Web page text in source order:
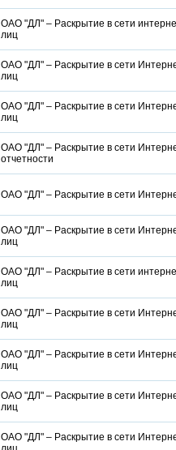
ОАО "ДЛ" – Раскрытие в сети
лиц
ОАО "ДЛ" – Раскрытие в сети
лиц
ОАО "ДЛ" – Раскрытие в сети
лиц
ОАО "ДЛ" – Раскрытие в сети
отчетности
ОАО "ДЛ" – Раскрытие в сети
ОАО "ДЛ" – Раскрытие в сети
лиц
ОАО "ДЛ" – Раскрытие в сети
лиц
ОАО "ДЛ" – Раскрытие в сети
лиц
ОАО "ДЛ" – Раскрытие в сети
лиц
ОАО "ДЛ" – Раскрытие в сети
лиц
ОАО "ДЛ" – Раскрытие в сети